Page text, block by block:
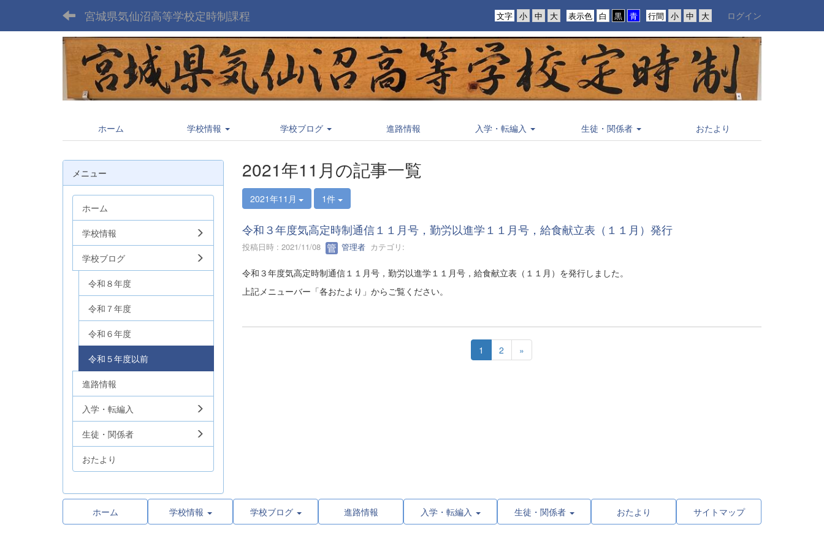
宮城県気仙沼高等学校定時制課程 行間
表示色
文字 ログイン
ホーム 学校情報 学校ブログ 進路情報 入学・転編入 生徒・関係者 おたより
2021年11月の記事一覧
2021年11月 1件
令和３年度気高定時制通信１１月号，勤労以進学１１月号，給食献立表（１１月）発行
投稿日時 : 2021/11/08 管理者カテゴリ:
令和３年度気高定時制通信１１月号，勤労以進学１１月号，給食献立表（１１月）を発行しました。
上記メニューバー「各おたより」からご覧ください。
1 2 »
メニュー
ホーム
学校情報
学校ブログ
令和８年度
令和７年度
令和６年度
令和５年度以前
進路情報
入学・転編入
生徒・関係者
おたより
ホーム 学校情報 学校ブログ 進路情報 入学・転編入 生徒・関係者 おたより サイトマップ